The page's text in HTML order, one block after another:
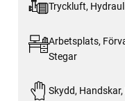
Tryckluft,
Arbetsplats,
Stegar
Skydd,